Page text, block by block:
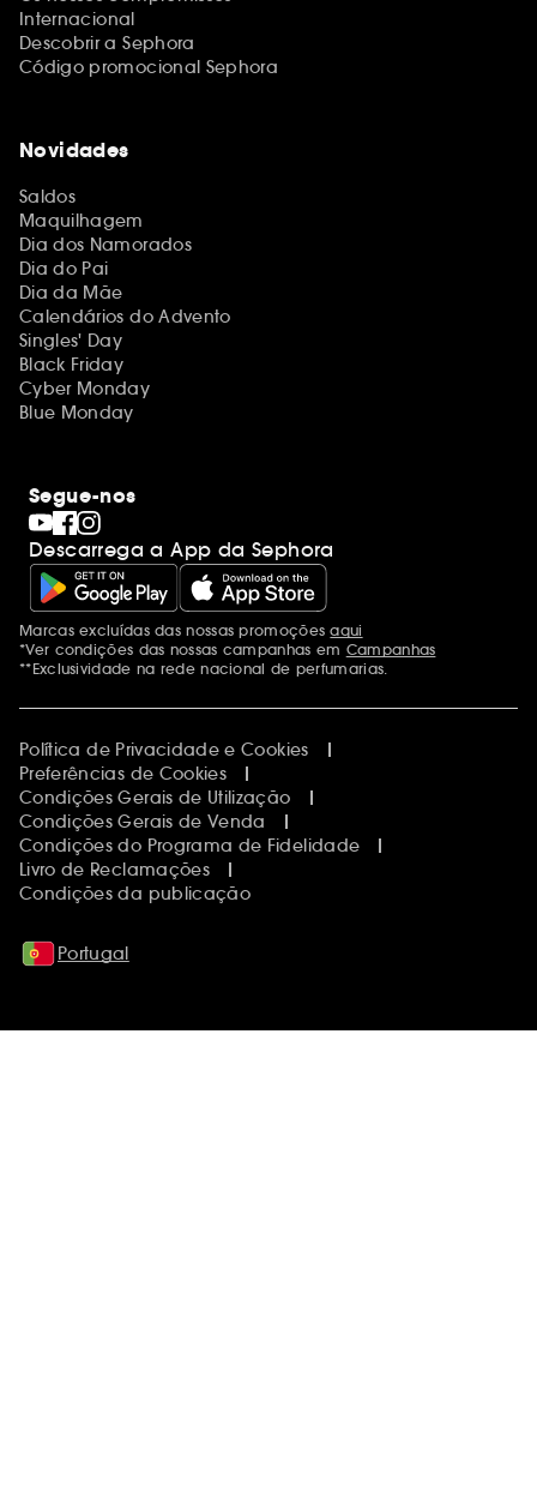
Internacional
Descobrir a Sephora
Código promocional Sephora
Novidades
Saldos
Maquilhagem
Dia dos Namorados
Dia do Pai
Dia da Mãe
Calendários do Advento
Singles' Day
Black Friday
Cyber Monday
Blue Monday
Segue-nos
Descarrega a App da Sephora
Menções adicionais
Marcas excluídas das nossas promoçõesaqui
*Ver condições das nossas campanhas em Campanhas
**Exclusividade na rede nacional de perfumarias.
Política de Privacidade e Cookies
Preferências de Cookies
Condições Gerais de Utilização
Condições Gerais de Venda
Condições do Programa de Fidelidade
Livro de Reclamações
Condições da publicação
Portugal